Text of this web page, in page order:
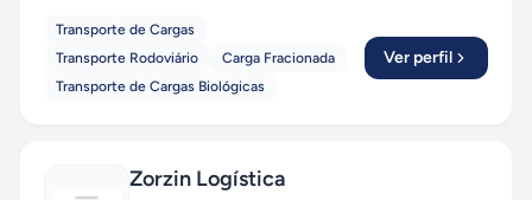
Transporte de Cargas
Transporte Rodoviário
Carga Fracionada
Transporte de Cargas Biológicas
Ver perfil
Zorzin Logística